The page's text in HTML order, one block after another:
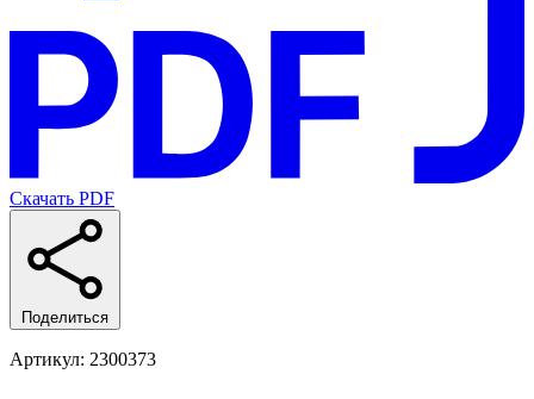
Скачать PDF
Поделиться
Артикул: 2300373